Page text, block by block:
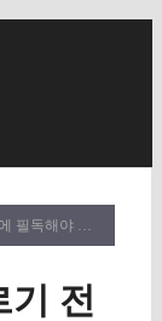
해야 할 정보
기 전